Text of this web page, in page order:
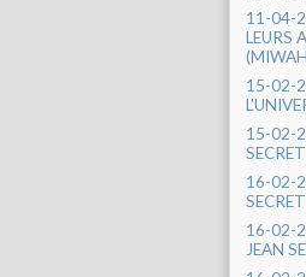
11-04-
LEURS
15-02-
15-02-
SECRET
16-02-
SECRET
16-02-
JEAN